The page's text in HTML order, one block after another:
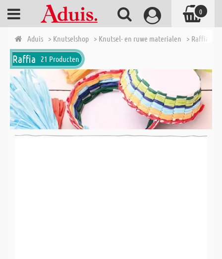
Aduis > Knutselshop > Knutsel- en ruwe materialen > Raffia
Raffia 21 Producten
0